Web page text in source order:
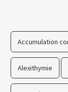
Accumulation
Alexithymie